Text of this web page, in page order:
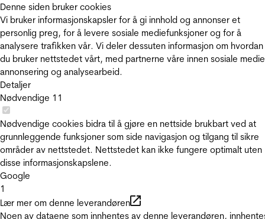
Denne siden bruker cookies
Vi bruker informasjonskapsler for å gi innhold og annonser et
personlig preg, for å levere sosiale mediefunksjoner og for å
analysere trafikken vår. Vi deler dessuten informasjon om hvordan
du bruker nettstedet vårt, med partnerne våre innen sosiale
annonsering og analysearbeid.
Detaljer
Nødvendige 11
Nødvendige cookies bidra til å gjøre en nettside brukbart ved at
grunnleggende funksjoner som side navigasjon og tilgang til sikre
områder av nettstedet. Nettstedet kan ikke fungere optimalt uten
disse informasjonskapslene.
Google
1
Lær mer om denne leverandøren
Noen av dataene som innhentes av denne leverandøren,